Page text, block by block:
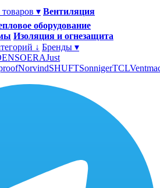
▾ Вентиляция
оборудование
Изоляция и огнезащита
↓ Бренды ▾
ENSOERAJust
NorvindSHUFTSonnigerTCL